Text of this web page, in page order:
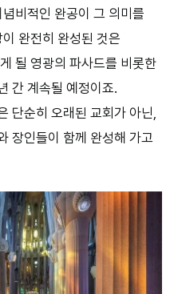
비적인 완공이 그 의미를
완전히 완성된 것은
될 영광의 파사드를 비롯한
간 계속될 예정이죠.
단순히 오래된 교회가 아닌,
장인들이 함께 완성해 가고